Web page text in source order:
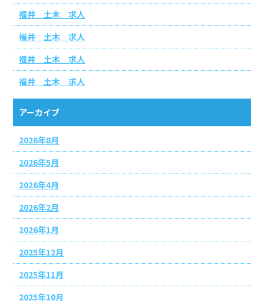
福井 土木 求人
福井 土木 求人
福井 土木 求人
福井 土木 求人
アーカイブ
2026年8月
2026年5月
2026年4月
2026年2月
2026年1月
2025年12月
2025年11月
2025年10月